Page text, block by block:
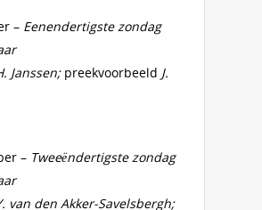
– Eenendertigste zondag
Janssen;preekvoorbeeld J.
– Tweeëndertigste zondag
van den Akker-Savelsbergh;